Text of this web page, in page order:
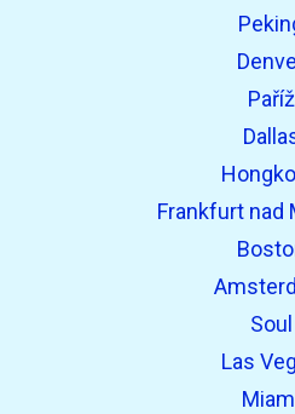
Paříž
Frankfurt nad
Soul
Las